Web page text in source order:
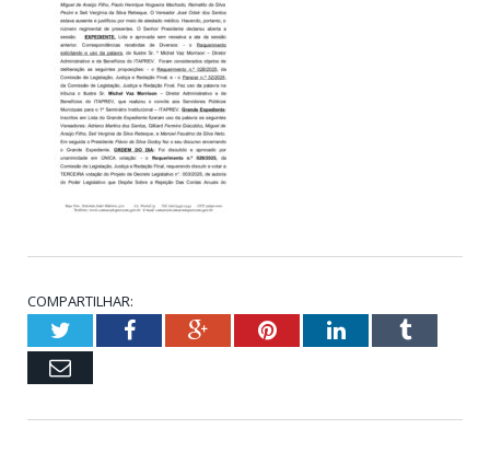
COMPARTILHAR:
TwitterFacebookGoogle+PinterestLinkedInTumblr
Email